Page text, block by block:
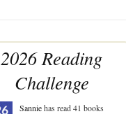
2026 Reading
Challenge
Sanniehas read 41 books